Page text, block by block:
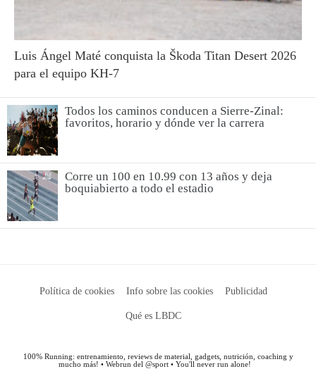
Luis Ángel Maté conquista la Škoda Titan Desert 2026
para el equipo KH-7
Todos los caminos conducen a Sierre-Zinal:
favoritos, horario y dónde ver la carrera
Corre un 100 en 10.99 con 13 años y deja
boquiabierto a todo el estadio
Política de cookies Info sobre las cookies Publicidad
Qué es LBDC
100% Running: entrenamiento, reviews de material, gadgets, nutrición, coaching y
mucho más! • Webrun del @sport • You'll never run alone!